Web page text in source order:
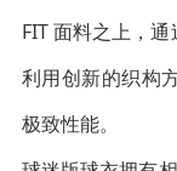
FIT 面料之上，
利用创新的织构
极致性能。